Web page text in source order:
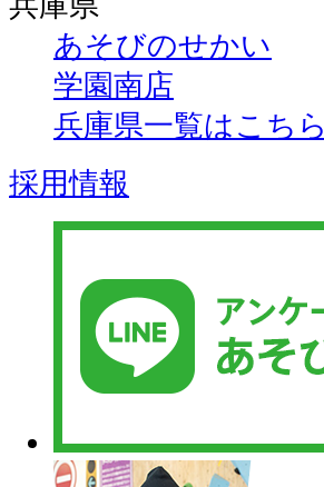
あそびのせかい
学園南店
兵庫県一覧はこちら
採用情報